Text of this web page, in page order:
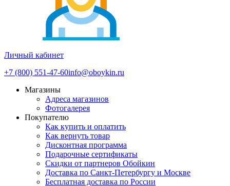
Личный кабинет
+7 (800) 551-47-60info@oboykin.ru
Магазины
Адреса магазинов
Фотогалерея
Покупателю
Как купить и оплатить
Как вернуть товар
Дисконтная программа
Подарочные сертификаты
Скидки от партнеров Обойкин
Доставка по Санкт-Петербургу и Москве
Бесплатная доставка по России